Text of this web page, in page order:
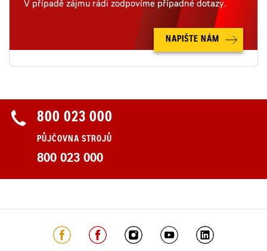
V případě zájmu rádi zodpovíme případné dotazy.
NAPIŠTE NÁM
800 023 000
PŮJČOVNA STROJŮ
800 023 000